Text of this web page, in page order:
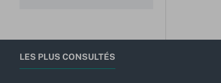
LES PLUS CONSULTÉS